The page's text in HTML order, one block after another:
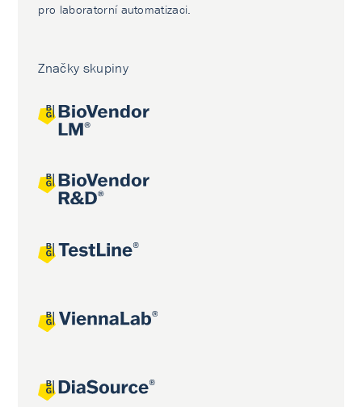
pro laboratorní automatizaci.
Značky skupiny